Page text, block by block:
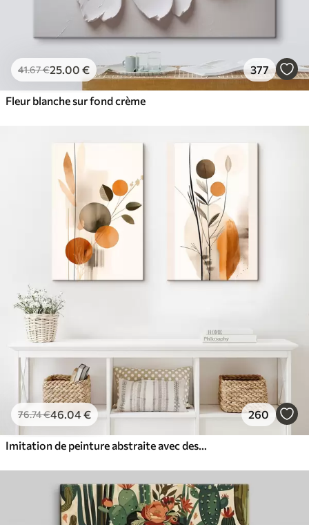
41.67€25.00 € 377
Fleur blanche sur fond crème
76.74€46.04€ 260
Imitation de peinture abstraite avec des cercles orange et gris, des feuilles et des branches, style moderne, effet aquarelle